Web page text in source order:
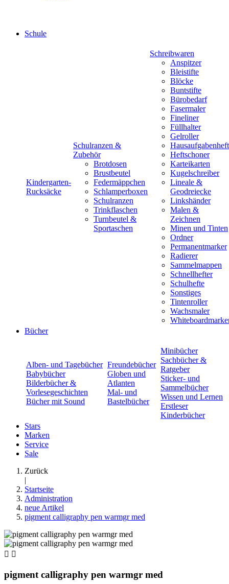
Schule
Kindergarten-
Rucksäcke
Schulranzen &
Zubehör
Brotdosen
Brustbeutel
Federmäppchen
Schlamperboxen
Schulranzen
Trinkflaschen
Turnbeutel &
Sportaschen
Schreibwaren
Anspitzer
Bleistifte
Blöcke
Buntstifte
Bürobedarf
Fasermaler
Fineliner
Füllhalter
Gelroller
Hausaufgabenheft
Heftschoner
Karteikarten
Kugelschreiber
Lineale &
Geodreiecke
Linkshänder
Malen &
Zeichnen
Minen und Tinten
Ordner
Permanentmarker
Radierer
Sammelmappen
Schnellhefter
Schulhefte
Sonstiges
Tintenroller
Wachsmaler
Bücher
Alben- und Tagebücher
Babybücher
Bilderbücher &
Vorlesegeschichten
Bücher mit Sound
Freundebücher
Globen und
Atlanten
Mal- und
Bastelbücher
Minibücher
Sachbücher &
Ratgeber
Sticker- und
Sammelbücher
Wissen und Lernen
Erstleser
Kinderbücher
Stars
Marken
Service
Sale
Zurück
|
Startseite
Administration
neue Artikel
pigment calligraphy pen warmgr med
 
pigment calligraphy pen warmgr med